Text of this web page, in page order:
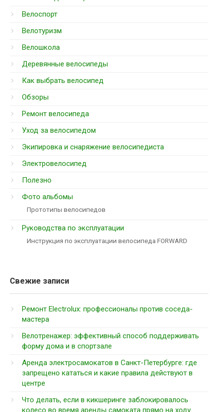
Велоспорт
Велотуризм
Велошкола
Деревянные велосипеды
Как выбрать велосипед
Обзоры
Ремонт велосипеда
Уход за велосипедом
Экипировка и снаряжение велосипедиста
Электровелосипед
Полезно
Фото альбомы
Прототипы велосипедов
Руководства по эксплуатации
Инструкция по эксплуатации велосипеда FORWARD
Свежие записи
Ремонт Electrolux: профессионалы против соседа-
мастера
Велотренажер: эффективный способ поддерживать
форму дома и в спортзале
Аренда электросамокатов в Санкт-Петербурге: где
запрещено кататься и какие правила действуют в
центре
Что делать, если в кикшеринге заблокировалось